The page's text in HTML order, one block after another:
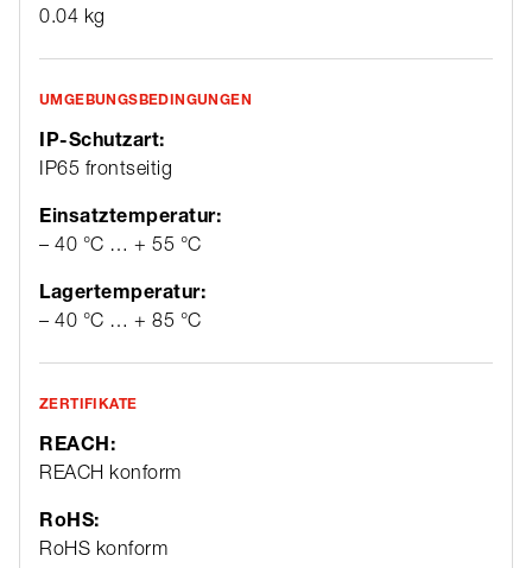
0.04 kg
UMGEBUNGSBEDINGUNGEN
IP-Schutzart:
IP65 frontseitig
Einsatztemperatur:
– 40 °C … + 55 °C
Lagertemperatur:
– 40 °C … + 85 °C
ZERTIFIKATE
REACH:
REACH konform
RoHS:
RoHS konform